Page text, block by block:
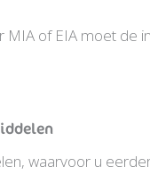
MIA of EIA moet de
waarvoor u